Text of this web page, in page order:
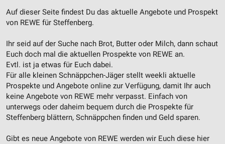
Auf dieser Seite findest Du das aktuelle Angebote und Prospekt
von REWE für Steffenberg.
Ihr seid auf der Suche nach Brot, Butter oder Milch, dann schaut
Euch doch mal die aktuellen Prospekte von REWE an.
Evtl. ist ja etwas für Euch dabei.
Für alle kleinen Schnäppchen-Jäger stellt weekli aktuelle
Prospekte und Angebote online zur Verfügung, damit Ihr auch
keine Angebote von REWE mehr verpasst. Einfach von
unterwegs oder daheim bequem durch die Prospekte für
Steffenberg blättern, Schnäppchen finden und Geld sparen.
Gibt es neue Angebote von REWE werden wir Euch diese hier